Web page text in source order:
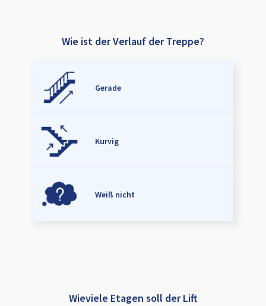
Wie ist der Verlauf der Treppe?
Gerade
Kurvig
Weiß nicht
Wieviele Etagen soll der Lift